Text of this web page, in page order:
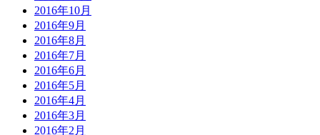
2016年10月
2016年9月
2016年8月
2016年7月
2016年6月
2016年5月
2016年4月
2016年3月
2016年2月